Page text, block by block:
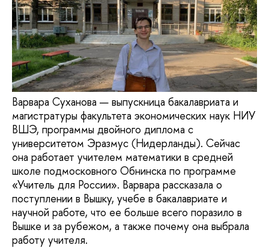
Варвара Суханова — выпускница бакалавриата и
магистратуры факультета экономических наук НИУ
ВШЭ, программы двойного диплома с
университетом Эразмус (Нидерланды). Сейчас
она работает учителем математики в средней
школе подмосковного Обнинска по программе
«Учитель для России». Варвара рассказала о
поступлении в Вышку, учебе в бакалавриате и
научной работе, что ее больше всего поразило в
Вышке и за рубежом, а также почему она выбрала
работу учителя.